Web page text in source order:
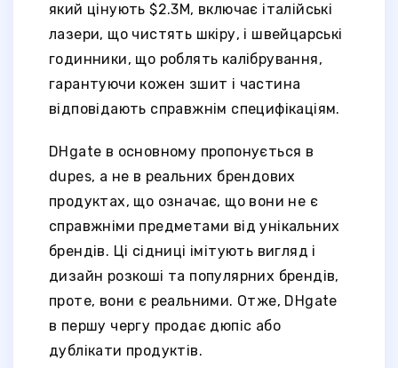
який цінують $2.3М, включає італійські
лазери, що чистять шкіру, і швейцарські
годинники, що роблять калібрування,
гарантуючи кожен зшит і частина
відповідають справжнім специфікаціям.
DHgate в основному пропонується в
dupes, а не в реальних брендових
продуктах, що означає, що вони не є
справжніми предметами від унікальних
брендів. Ці сідниці імітують вигляд і
дизайн розкоші та популярних брендів,
проте, вони є реальними. Отже, DHgate
в першу чергу продає дюпіс або
дублікати продуктів.